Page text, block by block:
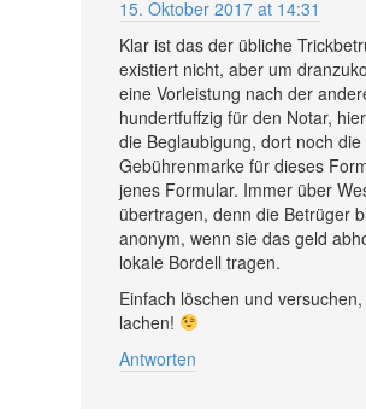
15. Oktober 2017 at 14:31
Klar ist das der übliche
existiert nicht, aber um
eine Vorleistung nach der
hundertfuffzig für den Notar,
die Beglaubigung, dort noch die
Gebührenmarke für dieses
jenes Formular. Immer über
übertragen, denn die Betrüger
anonym, wenn sie das geld
lokale Bordell tragen.
Einfach löschen und
lachen!
Antworten